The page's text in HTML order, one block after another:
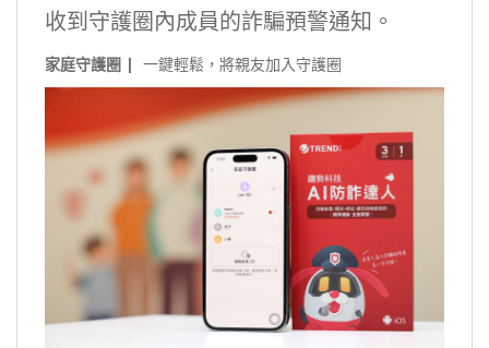
收到守護圈內成員的詐騙預警通知。
家庭守護圈 | 一鍵輕鬆，將親友加入守護圈